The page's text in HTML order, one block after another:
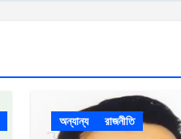
অন্যান্য রাজনীতি